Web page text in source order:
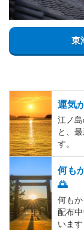
東
運気
江ノ
と、
す。
何も
🌅
何も
配布
います